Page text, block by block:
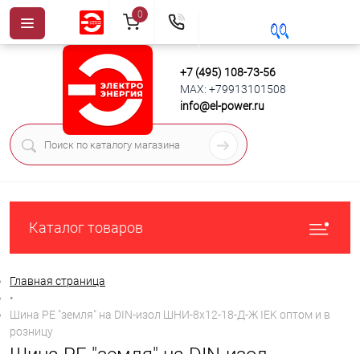
+7 (495) 108-73-56
MAX: +79913101508
info@el-power.ru
Каталог товаров
Главная страница
•
Шина PE "земля" на DIN-изол ШНИ-8х12-18-Д-Ж IEK оптом и в
розницу
0